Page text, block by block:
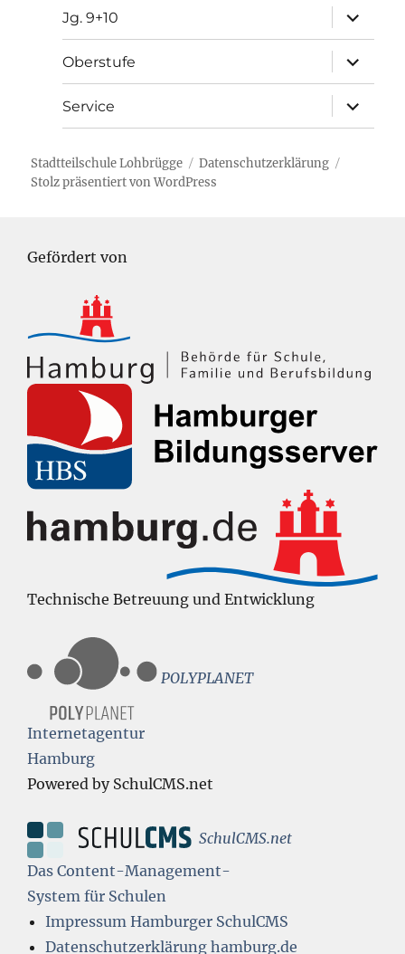
Jg. 9+10
öffnen
Oberstufe
öffnen
Service
öffnen
Stadtteilschule Lohbrügge
Datenschutzerklärung
Stolz präsentiert von WordPress
Gefördert von
Technische Betreuung und Entwicklung
POLYPLANET
Internetagentur
Hamburg
Powered by SchulCMS.net
SchulCMS.net
Das Content-Management-
System für Schulen
Impressum Hamburger SchulCMS
Datenschutzerklärung hamburg.de